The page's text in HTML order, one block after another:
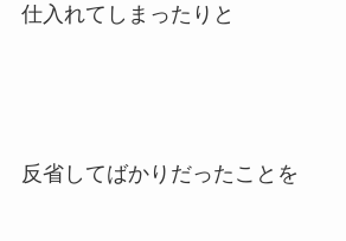
仕入れてしまったりと
反省してばかりだったことを